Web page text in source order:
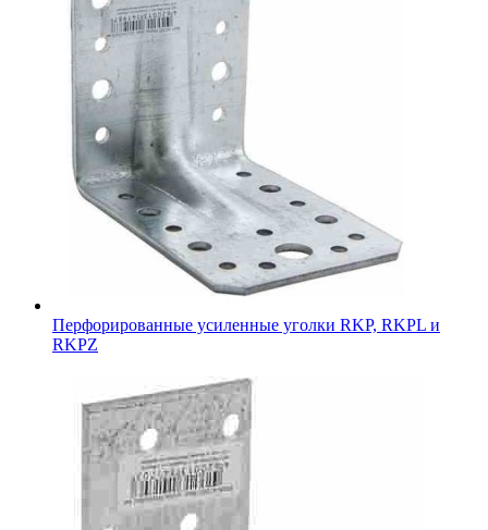
Перфорированные усиленные уголки RKP, RKPL и
RKPZ